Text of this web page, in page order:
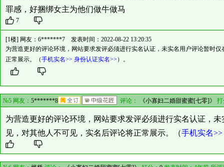
罪感，好捆绑女主为他们做牛做马
7
[1楼] 网友： 6*******7 发表时间：2022-08-22 13:20:35
为营造更好的评论环境，网站要求发评必须进行实名认证，未实名用户评论暂时
正常展示。（手机实名>> 身份认证实名>> ）。
№5 网友： 5*******8 评论： 《小寡妇二婚甜蜜蜜[七零]》
为营造更好的评论环境，网站要求发评必须进行实名认证，
见，对其他人不可见，实名后评论将正常展示。（手机实名>>